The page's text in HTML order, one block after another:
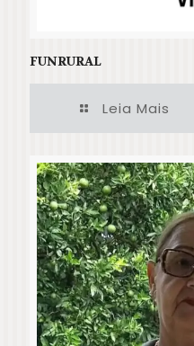
FUNRURAL
Leia Mais